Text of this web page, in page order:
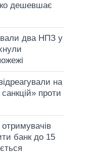
дешевшає
два НПЗ у
на
проти
отримувачів
банк до 15